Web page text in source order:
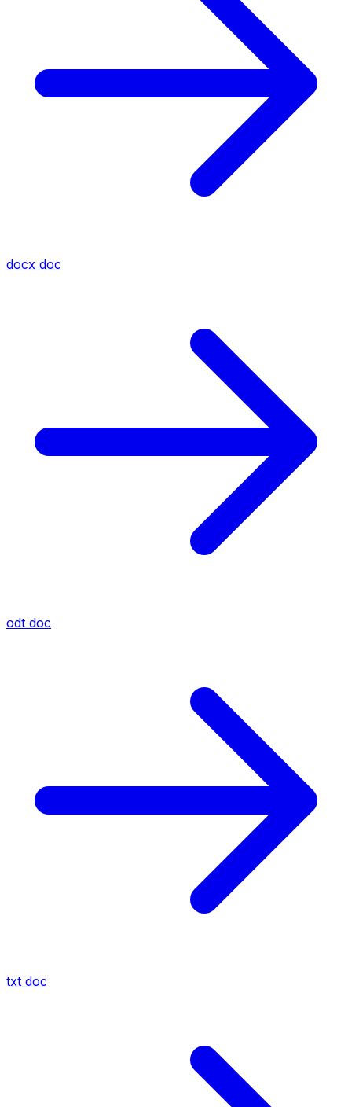
docx doc
odt doc
txt doc